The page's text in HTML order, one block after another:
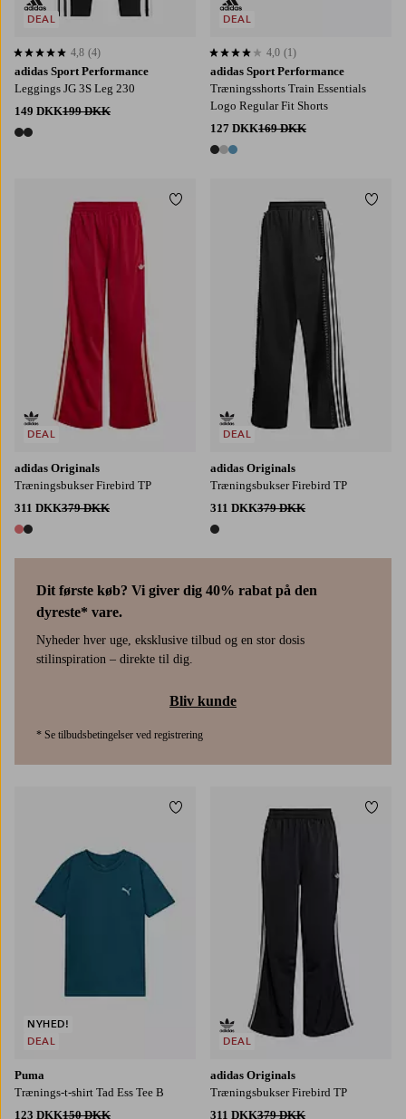
adidas Sport Performance
Leggings JG 3S Leg 230
149 DKK199 DKK
2 farver
4,8 baseret på 4 bedømmelser
4,8 (4)
DEAL
adidas Sport Performance
Træningsshorts Train Essentials
Logo Regular Fit Shorts
127 DKK169 DKK
3 farver
4,0 baseret på 1 bedømmelser
4,0 (1)
DEAL
adidas Originals
Træningsbukser Firebird TP
311 DKK379 DKK
2 farver
DEAL
Tilføj til favoritter
adidas Originals
Træningsbukser Firebird TP
311 DKK379 DKK
1 farve
DEAL
164
Dit første køb? Vi giver dig 40% rabat på den
dyreste* vare.
Nyheder hver uge, eksklusive tilbud og en stor dosis
stilinspiration – direkte til dig.
Bliv kunde
* Se tilbudsbetingelser ved registrering
Puma
Trænings-t-shirt Tad Ess Tee B
123 DKK150 DKK
NYHED!
DEAL
Tilføj til favoritter
adidas Originals
Træningsbukser Firebird TP
311 DKK379 DKK
DEAL